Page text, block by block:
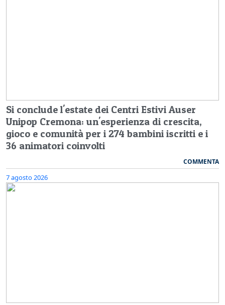
Si conclude l'estate dei Centri Estivi Auser
Unipop Cremona: un'esperienza di crescita,
gioco e comunità per i 274 bambini iscritti e i
36 animatori coinvolti
COMMENTA
7 agosto 2026